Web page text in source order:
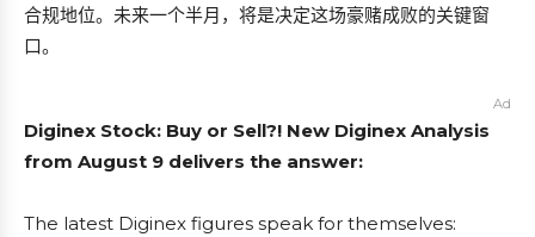
合规地位。未来一个半月，将是决定这场豪赌成败的关键窗
口。
Ad
Diginex Stock: Buy or Sell?! New Diginex Analysis
from August 9 delivers the answer:
The latest Diginex figures speak for themselves: